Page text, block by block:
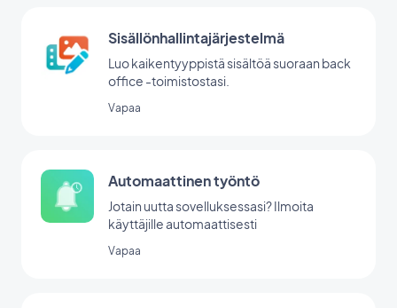
Sisällönhallintajärjestelmä
Luo kaikentyyppistä sisältöä suoraan back
office -toimistostasi.
Vapaa
Automaattinen työntö
Jotain uutta sovelluksessasi? Ilmoita
käyttäjille automaattisesti
Vapaa